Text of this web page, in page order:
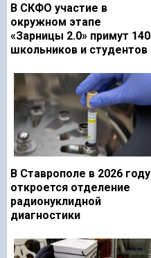
В СКФО участие в
окружном этапе
«Зарницы 2.0» примут 140
школьников и студентов
В Ставрополе в 2026 году
откроется отделение
радионуклидной
диагностики